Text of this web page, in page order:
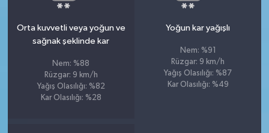
Orta kuvvetli veya yoğun ve
sağnak şeklinde kar
Nem: %88
Rüzgar: 9 km/h
Yağış Olasılığı: %82
Kar Olasılığı: %28
Yoğun kar yağışlı
Nem: %91
Rüzgar: 9 km/h
Yağış Olasılığı: %87
Kar Olasılığı: %49